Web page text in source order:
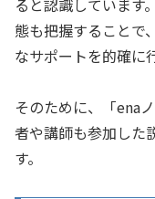
態も把握することで
なサポートを的確に
そのために、「ena
者や講師も参加した
す。